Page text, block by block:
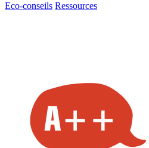
Eco-conseils Ressources